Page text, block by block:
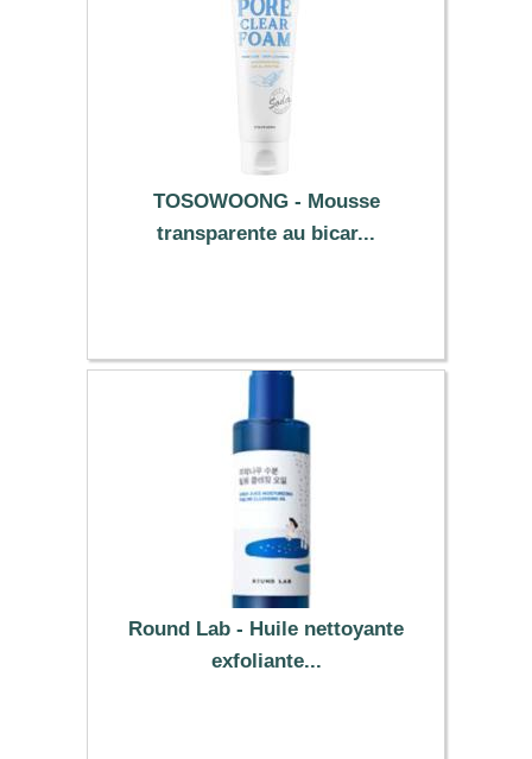
TOSOWOONG - Mousse
transparente au bicar...
Round Lab - Huile nettoyante
exfoliante...